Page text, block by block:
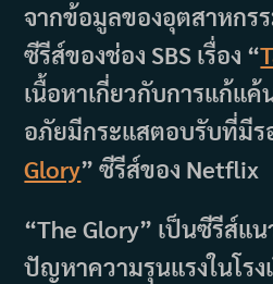
จากข้อมูลของอุตสาหกร
ซีรีส์ของช่อง SBS เรื่อง “
เนื้อหาเกี่ยวกับการแก้แค้
อภัยมีกระแสตอบรับที่มีร
Glory” ซีรีส์ของ Netflix
“The Glory” เป็นซีรีส์แน
ปัญหาความรุนแรงในโรง